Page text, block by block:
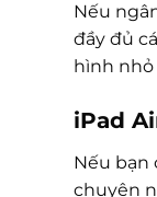
Nếu
đầy đủ
hình nhỏ
iPad
Nếu bạn
chuyên